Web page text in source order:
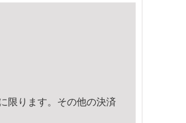
限ります。その他の決済